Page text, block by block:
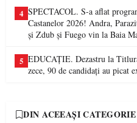
4 SPECTACOL. S-a aflat
Castanelor 2026! Andra,
și Zdub și Fuego vin la Baia
5 EDUCAȚIE. Dezastru la
zece, 90 de candidați au picat
DIN ACEEAȘI CATEGORIE